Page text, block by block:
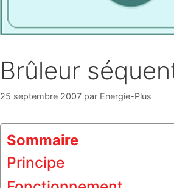
Brûleur
25 septembre 2007 par Energie-Plus
Sommaire
Principe